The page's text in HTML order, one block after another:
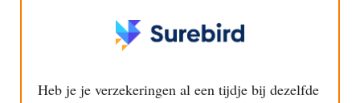
Heb je je verzekeringen al een tijdje bij dezelfde